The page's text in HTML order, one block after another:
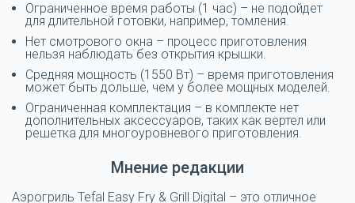
Ограниченное время работы (1 час) – не подойдет
для длительной готовки, например, томления.
Нет смотрового окна – процесс приготовления
нельзя наблюдать без открытия крышки.
Средняя мощность (1550 Вт) – время приготовления
может быть дольше, чем у более мощных моделей.
Ограниченная комплектация – в комплекте нет
дополнительных аксессуаров, таких как вертел или
решетка для многоуровневого приготовления.
Мнение редакции
Аэрогриль Tefal Easy Fry & Grill Digital – это отличное